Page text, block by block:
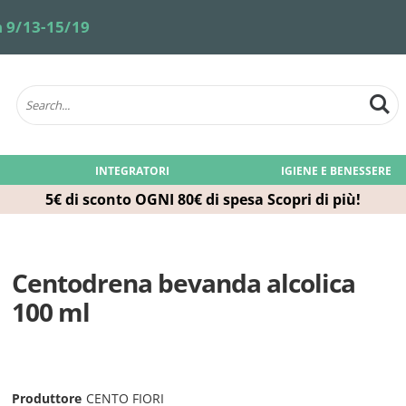
5€ di sconto OGNI 80€ di spesa Scopri di più!
9/13-15/19
INTEGRATORI IGIENE E BENESSERE
Centodrena bevanda alcolica
100 ml
Produttore CENTO FIORI